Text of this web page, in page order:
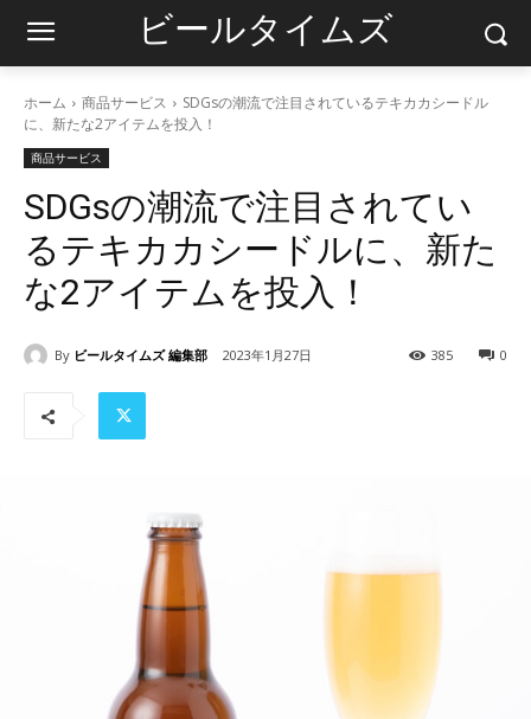
ビールタイムズ
ホーム 商品サービス
SDGsの潮流で注目されているテキカカシードル
に、新たな2アイテムを投入！
商品サービス
SDGsの潮流で注目されてい
るテキカカシードルに、新た
な2アイテムを投入！
By ビールタイムズ 編集部 2023年1月27日 0
385